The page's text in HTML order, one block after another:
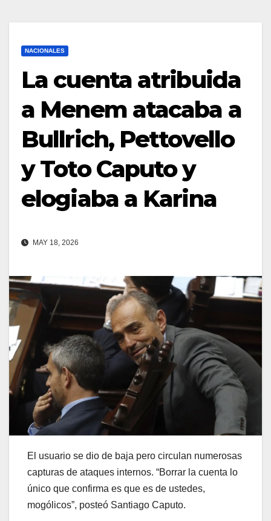
NACIONALES
La cuenta atribuida
a Menem atacaba a
Bullrich, Pettovello
y Toto Caputo y
elogiaba a Karina
MAY 18, 2026
El usuario se dio de baja pero circulan numerosas
capturas de ataques internos. “Borrar la cuenta lo
único que confirma es que es de ustedes,
mogólicos”, posteó Santiago Caputo.